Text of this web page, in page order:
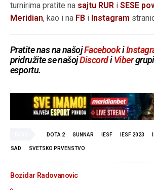
turnirima pratite na sajtu RUR iSESE
Meridian, kao i na FB i Instagram
Pratite nas na našojFacebooki
pridružite se našojDiscordiViber
esportu.
DOTA 2 GUNNAR IESF IESF 2023
SAD SVETSKO PRVENSTVO
Bozidar Radovanovic